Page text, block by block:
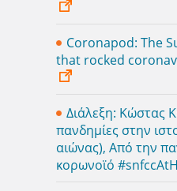
Coronapod: The
that rocked
Διάλεξη: Κώστας
πανδημίες στην
αιώνας), Από την
κορωνoϊό